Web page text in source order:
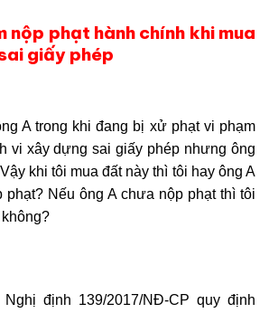
nộp phạt hành chính khi mua
giấy phép
A trong khi đang bị xử phạt vi phạm
vi xây dựng sai giấy phép nhưng ông
khi tôi mua đất này thì tôi hay ông A
phạt? Nếu ông A chưa nộp phạt thì tôi
định 139/2017/NĐ-CP quy định